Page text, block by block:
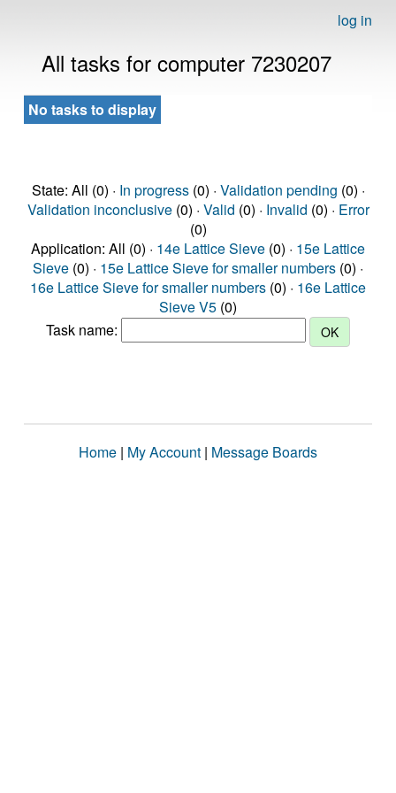
log in
All tasks for computer 7230207
No tasks to display
State: All (0) · In progress(0) · Validation pending (0) ·
Validation inconclusive(0) · Valid (0) · Invalid (0) · Error
(0)
Application: All (0) · 14e Lattice Sieve (0) · 15e Lattice
Sieve (0) · 15e Lattice Sieve for smaller numbers (0) ·
16e Lattice Sieve for smaller numbers (0) · 16e Lattice
Sieve V5 (0)
Task name:
Home | My Account | Message Boards